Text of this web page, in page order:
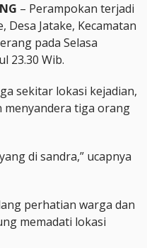
– Perampokan terjadi
Desa Jatake, Kecamatan
pada Selasa
23.30 Wib.
sekitar lokasi kejadian,
tiga orang
di sandra,” ucapnya
perhatian warga dan
memadati lokasi